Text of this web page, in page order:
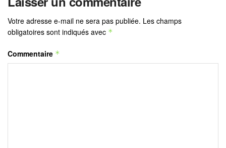
Votre adresse e-mail ne sera pas publiée. Les champs
obligatoires sont indiqués avec *
Commentaire *